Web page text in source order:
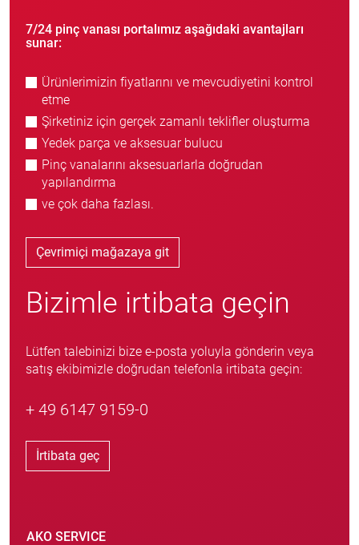
7/24 pinç vanası portalımız aşağıdaki avantajları
sunar:
Ürünlerimizin fiyatlarını ve mevcudiyetini kontrol
etme
Şirketiniz için gerçek zamanlı teklifler oluşturma
Yedek parça ve aksesuar bulucu
Pinç vanalarını aksesuarlarla doğrudan
yapılandırma
ve çok daha fazlası.
Çevrimiçi mağazaya git
Bizimle irtibata geçin
Lütfen talebinizi bize e-posta yoluyla gönderin veya
satış ekibimizle doğrudan telefonla irtibata geçin:
+ 49 6147 9159-0
İrtibata geç
AKO SERVICE